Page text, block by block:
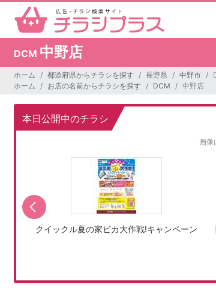
DCM 中野店
ホーム 都道府県からチラシを探す 長野県 中野市
ホーム
お店の名前からチラシを探す DCM 中野店
本日公開中のチラシ
画像
クイックル夏の家ピカ大作戦!キャンペーン